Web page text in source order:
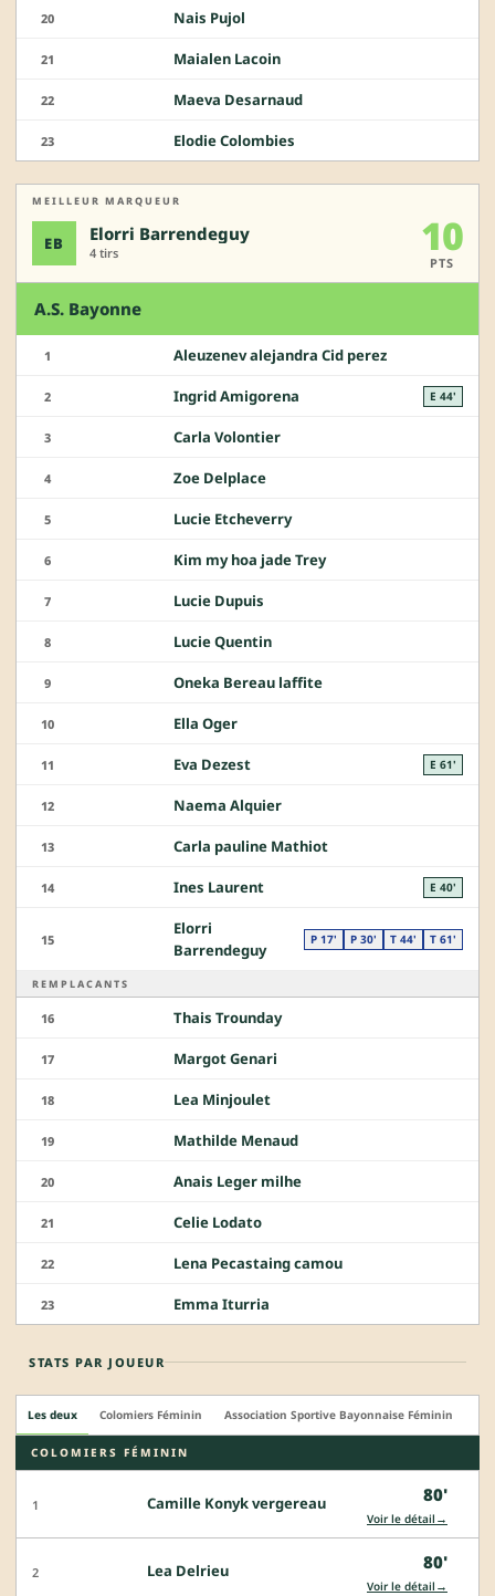
20 Nais Pujol
21 Maialen Lacoin
22 Maeva Desarnaud
23 Elodie Colombies
MEILLEUR MARQUEUR
EB Elorri Barrendeguy
4 tirs 10
PTS
A.S. Bayonne
1 Aleuzenev alejandra Cid perez
2 Ingrid Amigorena E 44'
3 Carla Volontier
4 Zoe Delplace
5 Lucie Etcheverry
6 Kim my hoa jade Trey
7 Lucie Dupuis
8 Lucie Quentin
9 Oneka Bereau laffite
10 Ella Oger
11 Eva Dezest E 61'
12 Naema Alquier
13 Carla pauline Mathiot
14 Ines Laurent E 40'
15
Elorri
Barrendeguy
P 17' P 30' T 44' T 61'
REMPLACANTS
16 Thais Trounday
17 Margot Genari
18 Lea Minjoulet
19 Mathilde Menaud
20 Anais Leger milhe
21 Celie Lodato
22 Lena Pecastaing camou
23 Emma Iturria
STATS PAR JOUEUR
Les deux Colomiers Féminin Association Sportive Bayonnaise Féminin
COLOMIERS FÉMININ
1 Camille Konyk vergereau 80'
Voir le détail →
2 Lea Delrieu 80'
Voir le détail →